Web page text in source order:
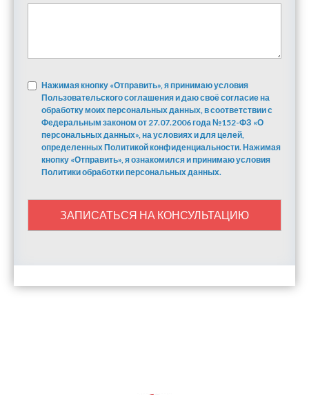
Нажимая кнопку «Отправить», я принимаю условия
Пользовательского соглашения и даю своё согласие на
обработку моих персональных данных, в соответствии с
Федеральным законом от 27.07.2006 года №152-ФЗ «О
персональных данных», на условиях и для целей,
определенных Политикой конфиденциальности. Нажимая
кнопку «Отправить», я ознакомился и принимаю условия
Политики обработки персональных данных.
ЗАПИСАТЬСЯ НА КОНСУЛЬТАЦИЮ